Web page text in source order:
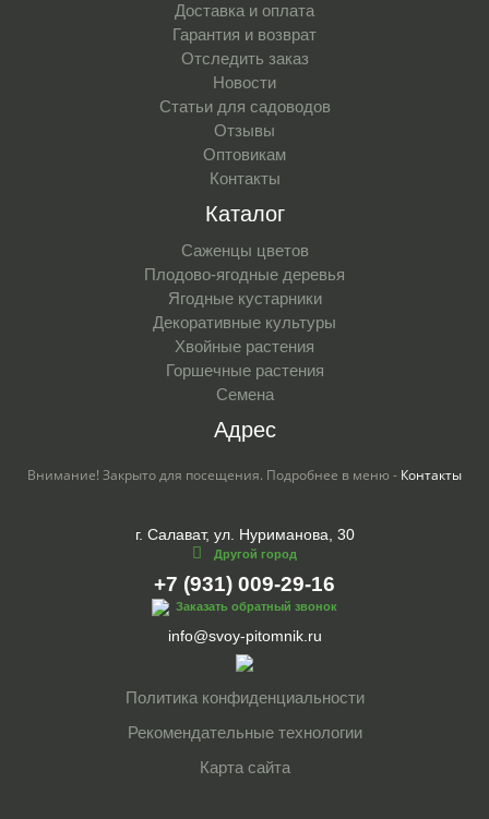
Доставка и оплата
Гарантия и возврат
Отследить заказ
Новости
Статьи для садоводов
Отзывы
Оптовикам
Контакты
Каталог
Саженцы цветов
Плодово-ягодные деревья
Ягодные кустарники
Декоративные культуры
Хвойные растения
Горшечные растения
Семена
Адрес
Внимание! Закрыто для посещения. Подробнее в меню - Контакты
г. Салават, ул. Нуриманова, 30
Другой город
+7 (931) 009-29-16
Заказать обратный звонок
info@svoy-pitomnik.ru
Политика конфиденциальности
Рекомендательные технологии
Карта сайта